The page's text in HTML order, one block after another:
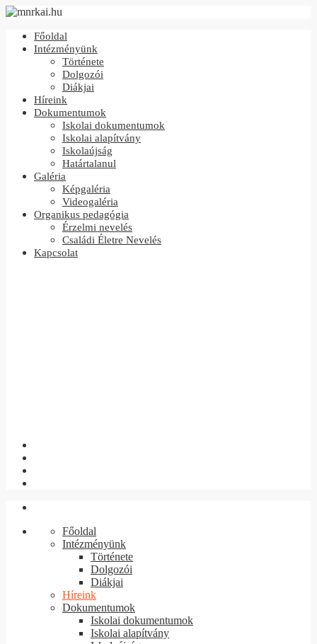
Főoldal
Intézményünk
Története
Dolgozói
Diákjai
Híreink
Dokumentumok
Iskolai dokumentumok
Iskolai alapítvány
Iskolaújság
Határtalanul
Galéria
Képgaléria
Videogaléria
Organikus pedagógia
Érzelmi nevelés
Családi Életre Nevelés
Kapcsolat
Főoldal
Intézményünk
Története
Dolgozói
Diákjai
Híreink
Dokumentumok
Iskolai dokumentumok
Iskolai alapítvány